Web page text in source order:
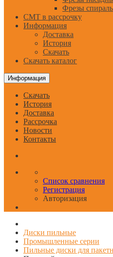
Фрезы
CMT в рассрочку
Информация
Доставка
История
Скачать
Скачать каталог
Информация
Скачать
История
Доставка
Рассрочка
Новости
Контакты
Список сравнения
Регистрация
Авторизация
Диски пильные
Промышленные серии
Пильные диски для